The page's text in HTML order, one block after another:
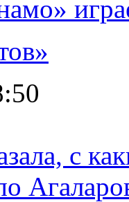
с